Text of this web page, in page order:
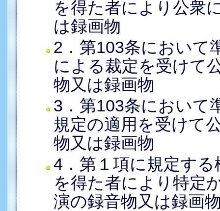
を得た者により公衆
は録画物
2．第103条において
による裁定を受けて
物又は録画物
3．第103条において
規定の適用を受けて
物又は録画物
4．第１項に規定す
を得た者により特定
演の録音物又は録画